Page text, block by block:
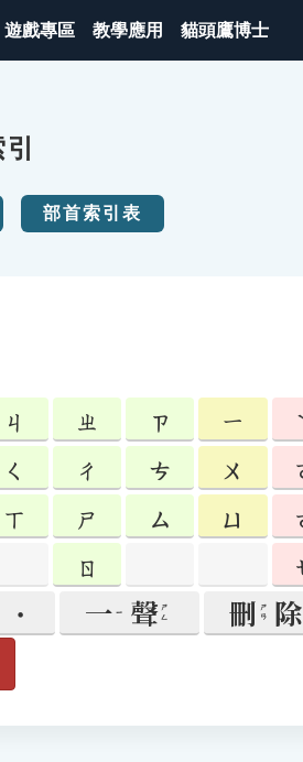
遊戲專區 教學應用 貓頭鷹博士
部首索引表
一 ㄧ 聲ㄕㄥ 刪 ㄕㄢ 除